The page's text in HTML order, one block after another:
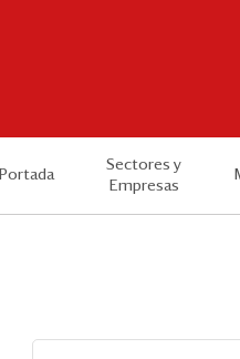
Portada
Sectores y
Empresas